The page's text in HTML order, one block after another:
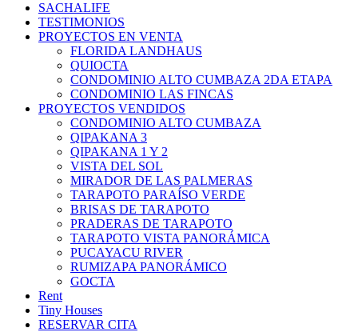
SACHALIFE
TESTIMONIOS
PROYECTOS EN VENTA
FLORIDA LANDHAUS
QUIOCTA
CONDOMINIO ALTO CUMBAZA 2DA ETAPA
CONDOMINIO LAS FINCAS
PROYECTOS VENDIDOS
CONDOMINIO ALTO CUMBAZA
QIPAKANA 3
QIPAKANA 1 Y 2
VISTA DEL SOL
MIRADOR DE LAS PALMERAS
TARAPOTO PARAÍSO VERDE
BRISAS DE TARAPOTO
PRADERAS DE TARAPOTO
TARAPOTO VISTA PANORÁMICA
PUCAYACU RIVER
RUMIZAPA PANORÁMICO
GOCTA
Rent
Tiny Houses
RESERVAR CITA